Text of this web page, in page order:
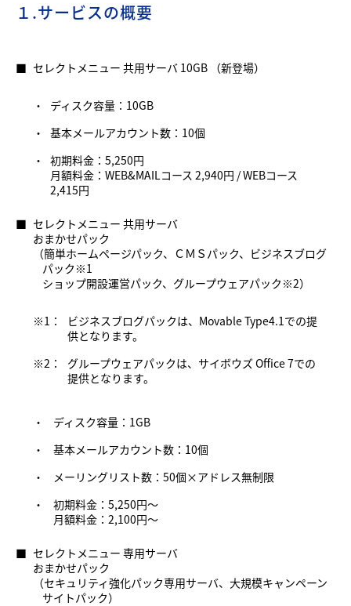
１.サービスの概要
■ セレクトメニュー 共用サーバ 10GB （新登場）
・
ディスク容量：10GB
・
基本メールアカウント数：10個
・
初期料金：5,250円
月額料金：WEB&MAILコース 2,940円 / WEBコース
2,415円
■ セレクトメニュー 共用サーバ
おまかせパック
（簡単ホームページパック、ＣＭＳパック、ビジネスブログ
パック※1
ショップ開設運営パック、グループウェアパック※2）
※1：
ビジネスブログパックは、Movable Type4.1での提
供となります。
※2：
グループウェアパックは、サイボウズ Office 7での
提供となります。
・
ディスク容量：1GB
・
基本メールアカウント数：10個
・
メーリングリスト数：50個×アドレス無制限
・
初期料金：5,250円～
月額料金：2,100円～
■ セレクトメニュー 専用サーバ
おまかせパック
（セキュリティ強化パック専用サーバ、大規模キャンペーン
サイトパック）